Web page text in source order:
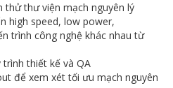
thử thư viện mạch nguyên lý
high speed, low power,
trình công nghệ khác nhau từ
thiết kế và QA
để xem xét tối ưu mạch nguyên